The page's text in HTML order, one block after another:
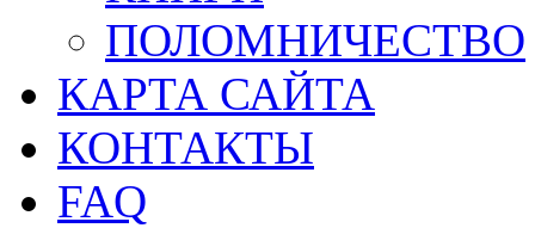
ПОЛОМНИЧЕСТВО
КАРТА САЙТА
КОНТАКТЫ
FAQ